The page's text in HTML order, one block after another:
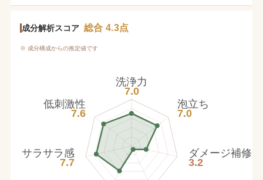
成分解析スコア 総合 4.3点
※ 成分構成からの推定値です
洗浄力
7.0
泡立ち
7.0
ダメージ補修
3.2
サラサラ感
7.7
低刺激性
7.6